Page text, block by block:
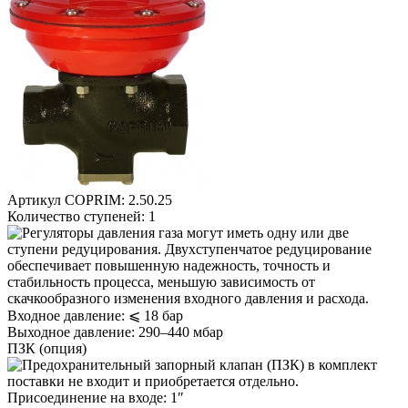
Артикул COPRIM: 2.50.25
Количество ступеней: 1
Входное давление: ⩽ 18 бар
Выходное давление: 290–440 мбар
ПЗК (опция)
Присоединение на входе: 1″